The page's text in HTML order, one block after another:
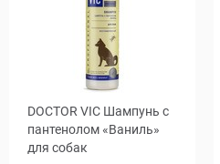
DOCTOR VIC Шампунь с
пантенолом «Ваниль»
для собак